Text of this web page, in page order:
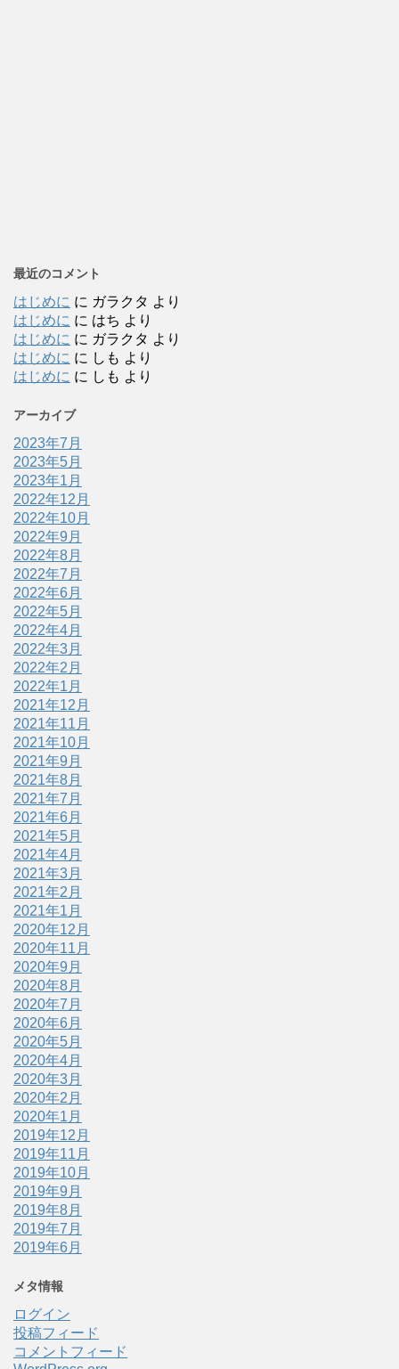
最近のコメント
はじめに に ガラクタ より
はじめに に はち より
はじめに に ガラクタ より
はじめに に しも より
はじめに に しも より
アーカイブ
2023年7月
2023年5月
2023年1月
2022年12月
2022年10月
2022年9月
2022年8月
2022年7月
2022年6月
2022年5月
2022年4月
2022年3月
2022年2月
2022年1月
2021年12月
2021年11月
2021年10月
2021年9月
2021年8月
2021年7月
2021年6月
2021年5月
2021年4月
2021年3月
2021年2月
2021年1月
2020年12月
2020年11月
2020年9月
2020年8月
2020年7月
2020年6月
2020年5月
2020年4月
2020年3月
2020年2月
2020年1月
2019年12月
2019年11月
2019年10月
2019年9月
2019年8月
2019年7月
2019年6月
メタ情報
ログイン
投稿フィード
コメントフィード